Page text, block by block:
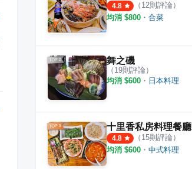
4.8 （ 12則評論）
均消 $800 ・ 合菜
舞之磯
（ 19則評論）
均消 $600 ・ 日本料理
十里香私房料理餐廳
4.8 （ 15則評論）
均消 $600 ・ 中式料理